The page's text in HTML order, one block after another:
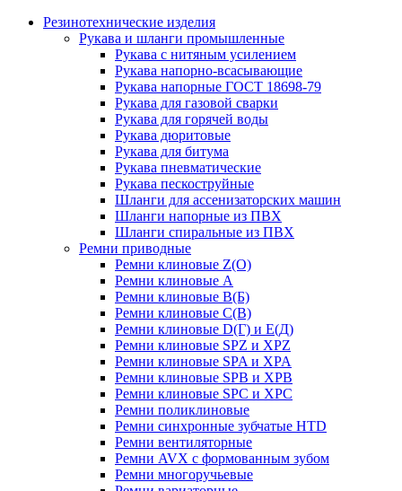
Резинотехнические изделия
Рукава и шланги промышленные
Рукава с нитяным усилением
Рукава напорно-всасывающие
Рукава напорные ГОСТ 18698-79
Рукава для газовой сварки
Рукава для горячей воды
Рукава дюритовые
Рукава для битума
Рукава пневматические
Рукава пескоструйные
Шланги для ассенизаторских машин
Шланги напорные из ПВХ
Шланги спиральные из ПВХ
Ремни приводные
Ремни клиновые Z(О)
Ремни клиновые А
Ремни клиновые В(Б)
Ремни клиновые С(В)
Ремни клиновые D(Г) и Е(Д)
Ремни клиновые SPZ и XPZ
Ремни клиновые SPA и XPA
Ремни клиновые SPB и XPB
Ремни клиновые SPC и XPC
Ремни поликлиновые
Ремни синхронные зубчатые HTD
Ремни вентиляторные
Ремни AVX с формованным зубом
Ремни многоручьевые